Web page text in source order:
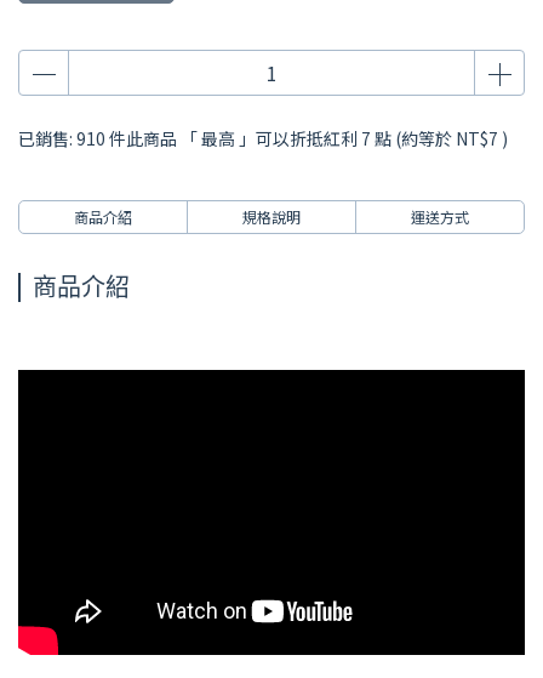
已銷售: 910 件此商品 「 最高 」可以折抵紅利 7 點 (約等於 NT$7 )
商品介紹 規格說明 運送方式
商品介紹